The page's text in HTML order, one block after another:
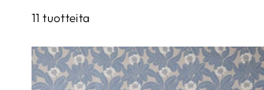
11 tuotteita